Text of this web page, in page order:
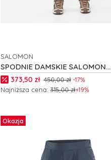
SPODNIE DAMSKIE SALOMON
WAYFARER EASE W C24829
PRODUCENT
SALOMON
Cena promocyjna
373,50 zł 450,00 zł -17%
Najniższa cena: 315,00 zł+19%
Okazja